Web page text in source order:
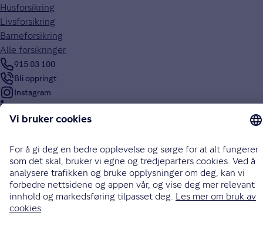
Husforsikring
Livsforsikring
Barneforsikring
Alle forsikringer
915 03 100
Bli oppringt
Instagram
LinkedIn
Facebook
Endre cookieinnstillinger
Informasjonskapsler (cookies)
Personvern og sikkerhet
Vilkår for bruk av nettsidene
Tilgjengelighetserklæring
Sammenlign prisene våre med andre selskaper på